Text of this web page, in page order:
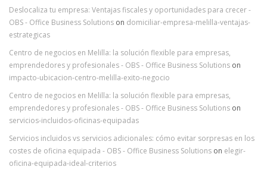
Deslocaliza tu empresa: Ventajas fiscales y oportunidades para crecer -
OBS - Office Business Solutions on domiciliar-empresa-melilla-ventajas-
estrategicas
Centro de negocios en Melilla: la solución flexible para empresas,
emprendedores y profesionales - OBS - Office Business Solutions on
impacto-ubicacion-centro-melilla-exito-negocio
Centro de negocios en Melilla: la solución flexible para empresas,
emprendedores y profesionales - OBS - Office Business Solutions on
servicios-incluidos-oficinas-equipadas
Servicios incluidos vs servicios adicionales: cómo evitar sorpresas en los
costes de oficina equipada - OBS - Office Business Solutions on elegir-
oficina-equipada-ideal-criterios